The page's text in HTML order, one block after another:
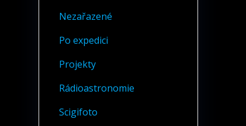
Nezařazené
Po expedici
Projekty
Rádioastronomie
Scigifoto